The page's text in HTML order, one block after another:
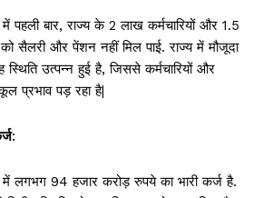
पहली बार, राज्य के 2 लाख कर्मचारियों और 1.5
सैलरी और पेंशन नहीं मिल पाई. राज्य में मौजूदा
उत्पन्न हुई है, जिससे कर्मचारियों और
प्रभाव पड़ रहा है|
:
में लगभग 94 हजार करोड़ रुपये का भारी कर्ज है.